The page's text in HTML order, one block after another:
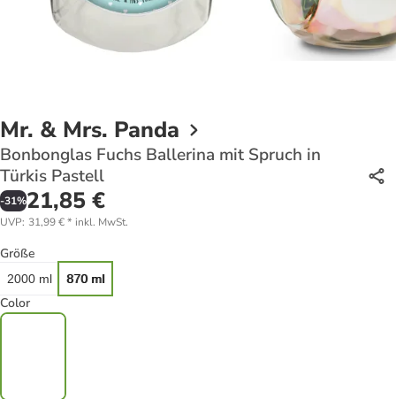
Mr. & Mrs. Panda
Bonbonglas Fuchs Ballerina mit Spruch in
Türkis Pastell
-31%21,85 €
UVP: 31,99 €* inkl. MwSt.
Größe
2000 ml 870 ml
Color